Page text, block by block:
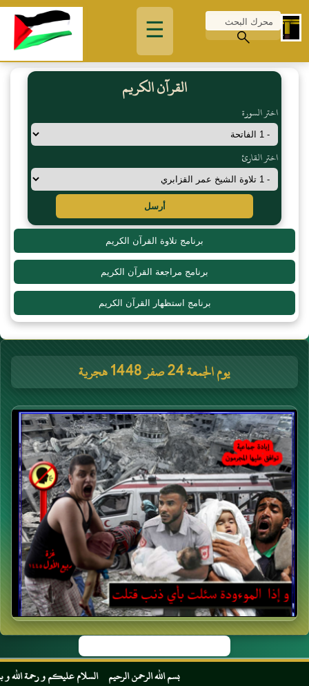
☰
القرآن الكريم
اختر السورة
اختر القارئ
أرسل
برنامج تلاوة القرآن الكريم
برنامج مراجعة القرآن الكريم
برنامج استظهار القرآن الكريم
يوم الجمعة 24 صفر 1448 هجرية
بسم الله الرحمن الرحيم السلام عليكم و رحمة الله و